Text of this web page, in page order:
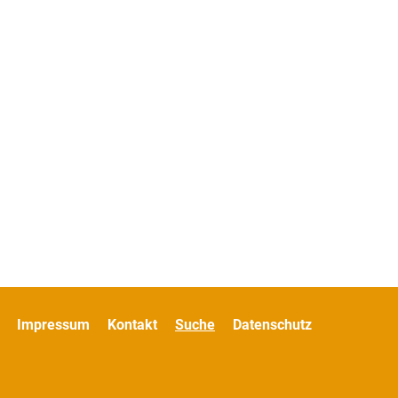
Impressum Kontakt Suche Datenschutz